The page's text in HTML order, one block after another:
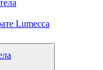
Lumecca